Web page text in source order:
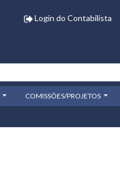
Login do Contabilista
COMISSÕES/PROJETOS